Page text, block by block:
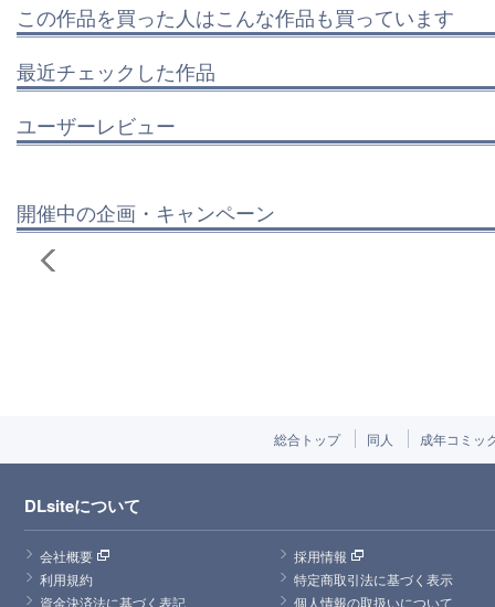
この作品を買った人はこんな作品も買っています
最近チェックした作品
ユーザーレビュー
開催中の企画・キャンペーン
総合トップ 同人 成年コミッ
DLsiteについて
会社概要
採用情報
利用規約
特定商取引法に基づく表示
資金決済法に基づく表記
個人情報の取扱いについて